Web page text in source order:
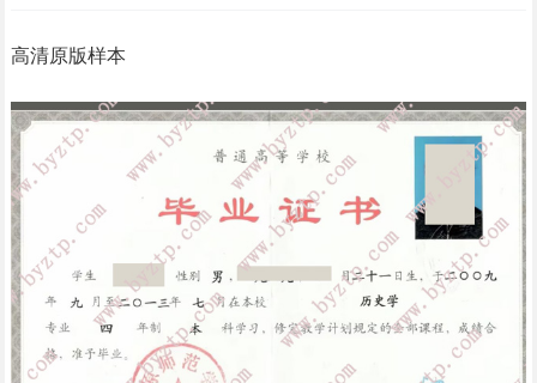
高清原版样本